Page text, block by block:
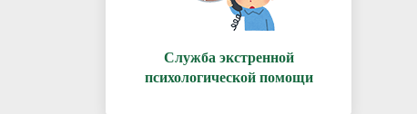
Служба экстренной
психологической помощи